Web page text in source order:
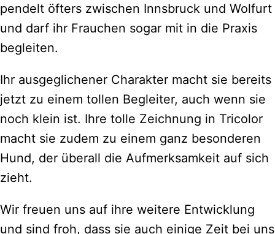
pendelt öfters zwischen Innsbruck und Wolfurt
und darf ihr Frauchen sogar mit in die Praxis
begleiten.
Ihr ausgeglichener Charakter macht sie bereits
jetzt zu einem tollen Begleiter, auch wenn sie
noch klein ist. Ihre tolle Zeichnung in Tricolor
macht sie zudem zu einem ganz besonderen
Hund, der überall die Aufmerksamkeit auf sich
zieht.
Wir freuen uns auf ihre weitere Entwicklung
und sind froh, dass sie auch einige Zeit bei uns